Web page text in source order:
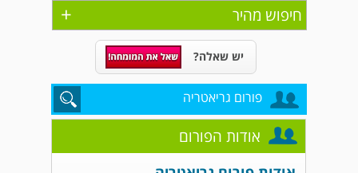
+ חיפוש מהיר
יש שאלה?
פורום גריאטריה
אודות הפורום